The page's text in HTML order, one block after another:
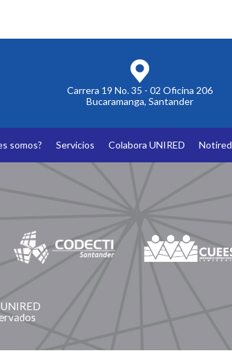
Carrera 19 No. 35 - 02 Oficina 206
Bucaramanga, Santander
somos? Servicios Colabora UNIRED Notired